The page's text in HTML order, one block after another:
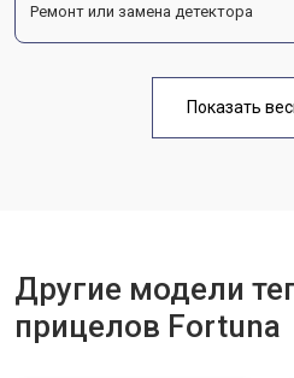
Ремонт или замена детектора
Показать
Другие модели
прицелов Fortuna